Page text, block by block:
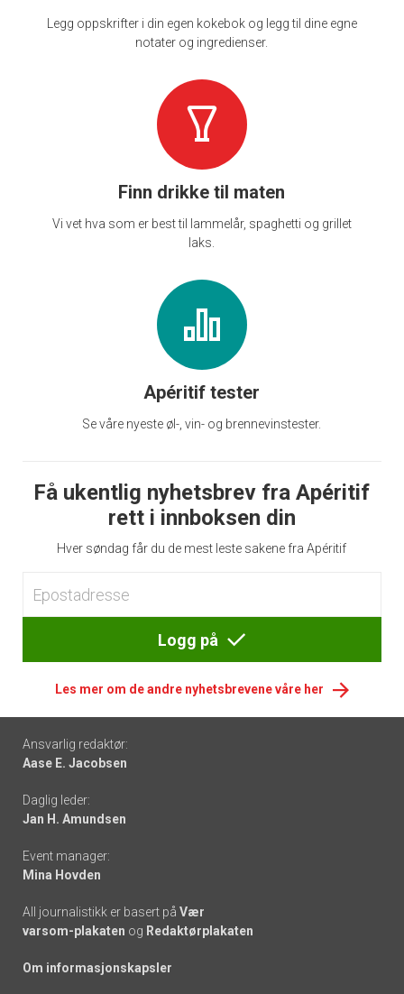
Legg oppskrifter i din egen kokebok og legg til dine egne
notater og ingredienser.
Finn drikke til maten
Vi vet hva som er best til lammelår, spaghetti og grillet
laks.
Apéritif tester
Se våre nyeste øl-, vin- og brennevinstester.
Få ukentlig nyhetsbrev fra Apéritif
rett i innboksen din
Hver søndag får du de mest leste sakene fra Apéritif
Logg på
Les mer om de andre nyhetsbrevene våre her
Footer
-
links
Ansvarlig redaktør:
Aase E. Jacobsen
Daglig leder:
Jan H. Amundsen
Event manager:
Mina Hovden
All journalistikk er basert på Vær
varsom-plakaten og Redaktørplakaten
Om informasjonskapsler